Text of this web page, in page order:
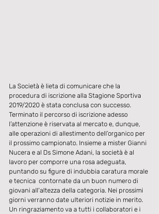
La Società è lieta di comunicare che la
procedura di iscrizione alla Stagione Sportiva
2019/2020 è stata conclusa con successo.
Terminato il percorso di iscrizione adesso
l’attenzione è riservata al mercato e, dunque,
alle operazioni di allestimento dell’organico per
il prossimo campionato. Insieme a mister Gianni
Nucera e al Ds Simone Adani, la società è al
lavoro per comporre una rosa adeguata,
puntando su figure di indubbia caratura morale
e tecnica  contornate da un buon numero di
giovani all'altezza della categoria. Nei prossimi
giorni verranno date ulteriori notizie in merito.
Un ringraziamento va a tutti i collaboratori e i